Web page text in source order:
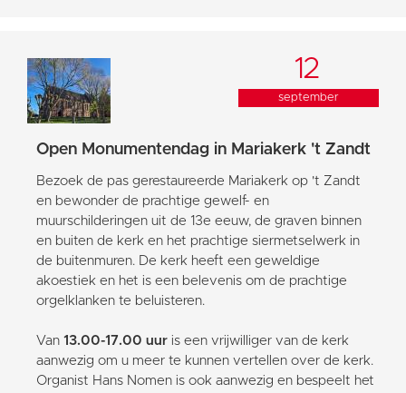
12
september
Open Monumentendag in Mariakerk 't Zandt
Bezoek de pas gerestaureerde Mariakerk op 't Zandt
en bewonder de prachtige gewelf- en
muurschilderingen uit de 13e eeuw, de graven binnen
en buiten de kerk en het prachtige siermetselwerk in
de buitenmuren. De kerk heeft een geweldige
akoestiek en het is een belevenis om de prachtige
orgelklanken te beluisteren.
Van 13.00-17.00 uur is een vrijwilliger van de kerk
aanwezig om u meer te kunnen vertellen over de kerk.
Organist Hans Nomen is ook aanwezig en bespeelt het